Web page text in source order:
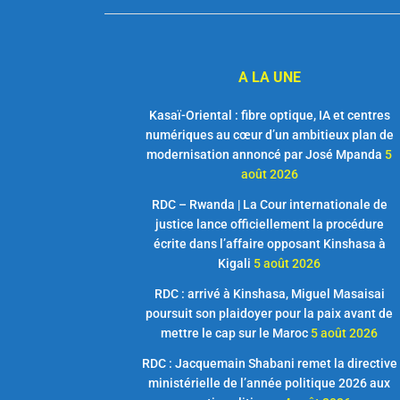
A LA UNE
Kasaï-Oriental : fibre optique, IA et centres
numériques au cœur d’un ambitieux plan de
modernisation annoncé par José Mpanda 5
août 2026
RDC – Rwanda | La Cour internationale de
justice lance officiellement la procédure
écrite dans l’affaire opposant Kinshasa à
Kigali 5 août 2026
RDC : arrivé à Kinshasa, Miguel Masaisai
poursuit son plaidoyer pour la paix avant de
mettre le cap sur le Maroc 5 août 2026
RDC : Jacquemain Shabani remet la directive
ministérielle de l’année politique 2026 aux